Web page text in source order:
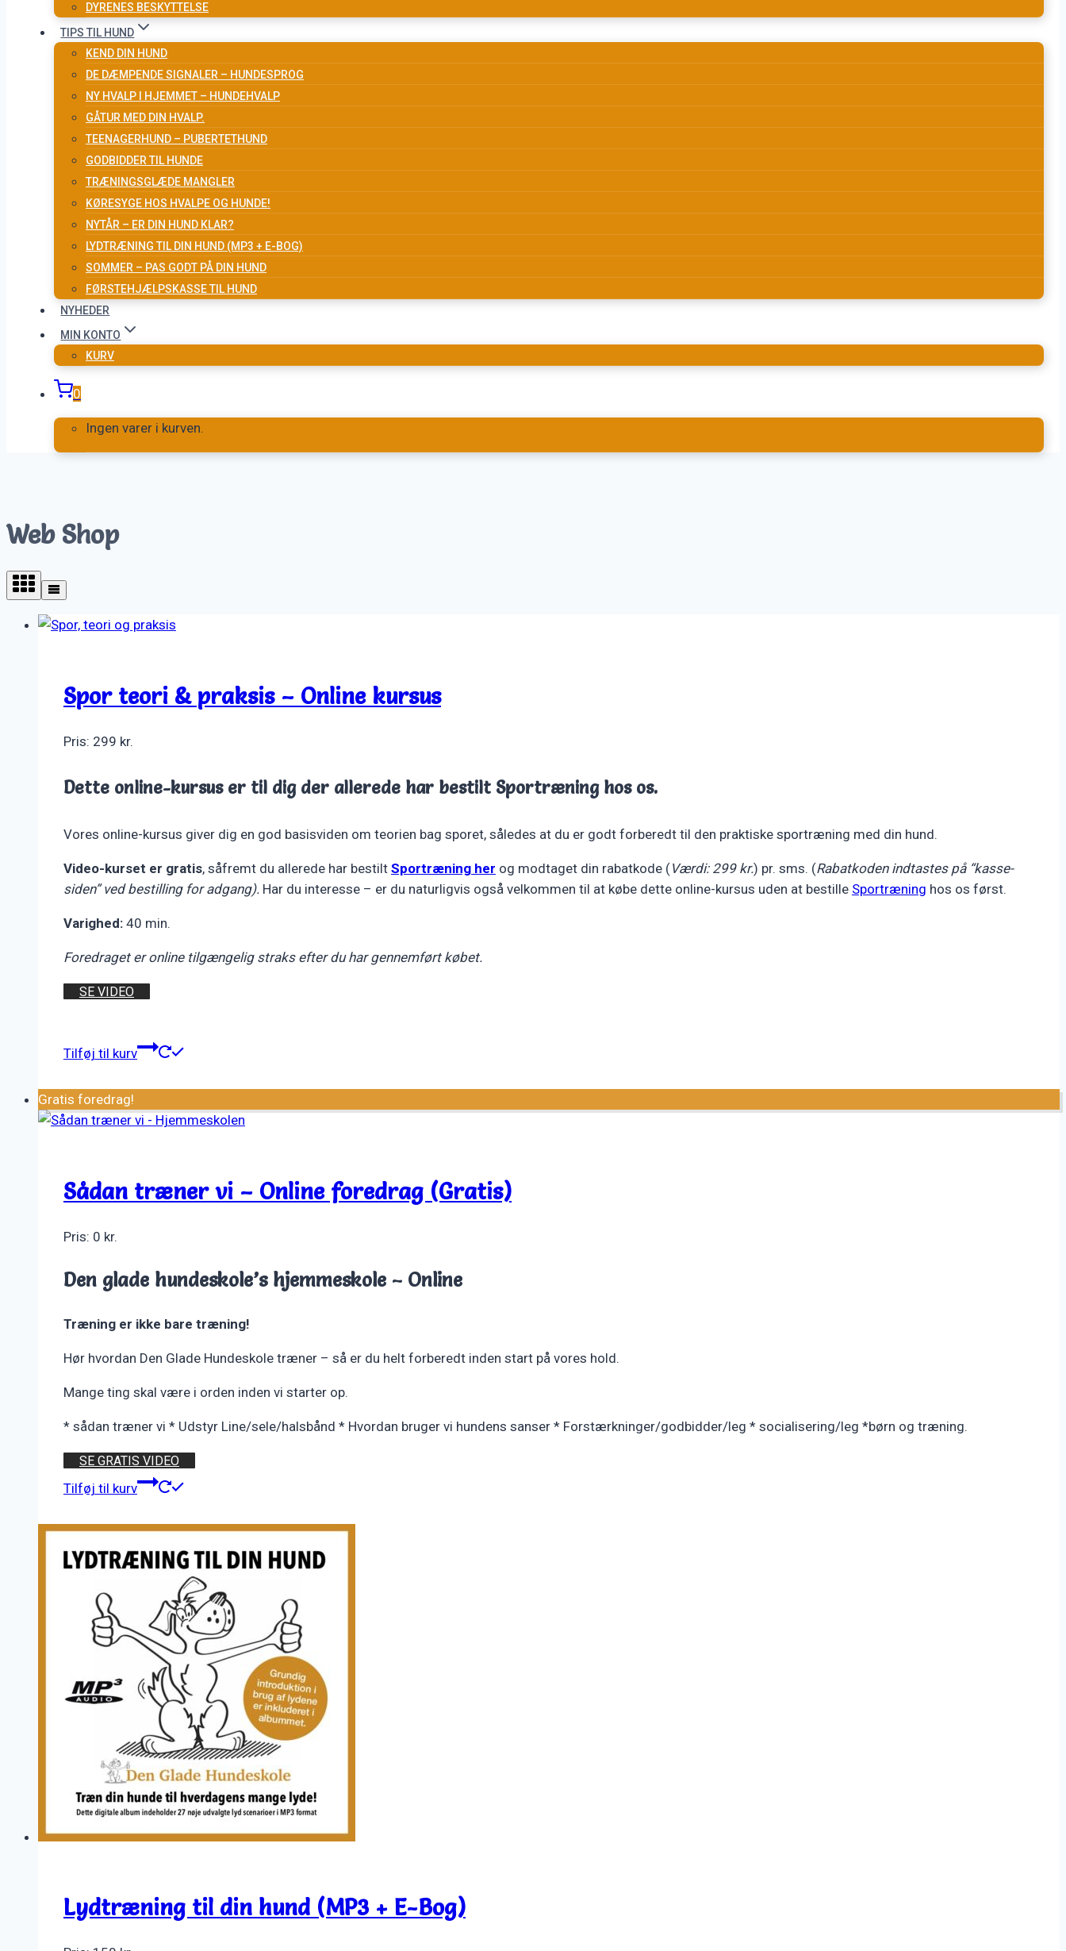
DYRENES BESKYTTELSE
TIPS TIL HUND
KEND DIN HUND
DE DÆMPENDE SIGNALER – HUNDESPROG
NY HVALP I HJEMMET – HUNDEHVALP
GÅTUR MED DIN HVALP.
TEENAGERHUND – PUBERTETHUND
GODBIDDER TIL HUNDE
TRÆNINGSGLÆDE MANGLER
KØRESYGE HOS HVALPE OG HUNDE!
NYTÅR – ER DIN HUND KLAR?
LYDTRÆNING TIL DIN HUND (MP3 + E-BOG)
SOMMER – PAS GODT PÅ DIN HUND
FØRSTEHJÆLPSKASSE TIL HUND
NYHEDER
MIN KONTO
KURV
0
Ingen varer i kurven.
Web Shop
Spor teori & praksis – Online kursus
Pris: 299 kr.
Dette online-kursus er til dig der allerede har bestilt Sportræning hos os.
Vores online-kursus giver dig en god basisviden om teorien bag sporet, således at du er godt forberedt til den praktiske sportræning med din hund.
Video-kurset er gratis, såfremt du allerede har bestilt Sportræning her og modtaget din rabatkode (Værdi: 299 kr.) pr. sms. (Rabatkoden indtastes på “kasse-
siden” ved bestilling for adgang). Har du interesse – er du naturligvis også velkommen til at købe dette online-kursus uden at bestille Sportræning hos os først.
Varighed: 40 min.
Foredraget er online tilgængelig straks efter du har gennemført købet.
SE VIDEO
Tilføj til kurv
Gratis foredrag!
Sådan træner vi – Online foredrag (Gratis)
Pris: 0 kr.
Den glade hundeskole’s hjemmeskole – Online
Træning er ikke bare træning!
Hør hvordan Den Glade Hundeskole træner – så er du helt forberedt inden start på vores hold.
Mange ting skal være i orden inden vi starter op.
* sådan træner vi * Udstyr Line/sele/halsbånd * Hvordan bruger vi hundens sanser * Forstærkninger/godbidder/leg * socialisering/leg *børn og træning.
SE GRATIS VIDEO
Tilføj til kurv
Lydtræning til din hund (MP3 + E-Bog)